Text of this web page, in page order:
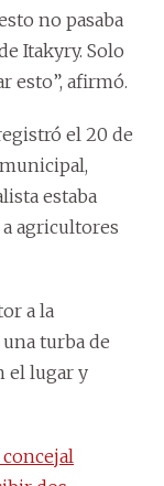
no pasaba
Itakyry. Solo
esto”, afirmó.
el 20 de
estaba
agricultores
a la
turba de
el lugar y